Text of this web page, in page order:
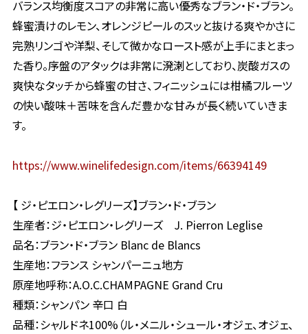
バランス均衡度スコアの非常に高い優秀なブラン・ド・ブラン。
蜂蜜漬けのレモン、オレンジピールのスッと抜ける爽やかさに
完熟リンゴや洋梨、そして微かなロースト感が上手にまとまっ
た香り。序盤のアタックは非常に溌溂としており、炭酸ガスの
爽快なタッチから蜂蜜の甘さ、フィニッシュには柑橘フルーツ
の快い酸味＋苦味を含んだ豊かな甘みが長く続いていきま
す。
https://www.winelifedesign.com/items/66394149
【 ジ・ピエロン・レグリーズ】ブラン・ド・ブラン
生産者：ジ・ピエロン・レグリーズ J. Pierron Leglise
品名：ブラン・ド・ブラン Blanc de Blancs
生産地：フランス シャンパーニュ地方
原産地呼称：A.O.C.CHAMPAGNE Grand Cru
種類：シャンパン 辛口 白
品種：シャルドネ100%（ル・メニル・シュール・オジェ、オジェ、